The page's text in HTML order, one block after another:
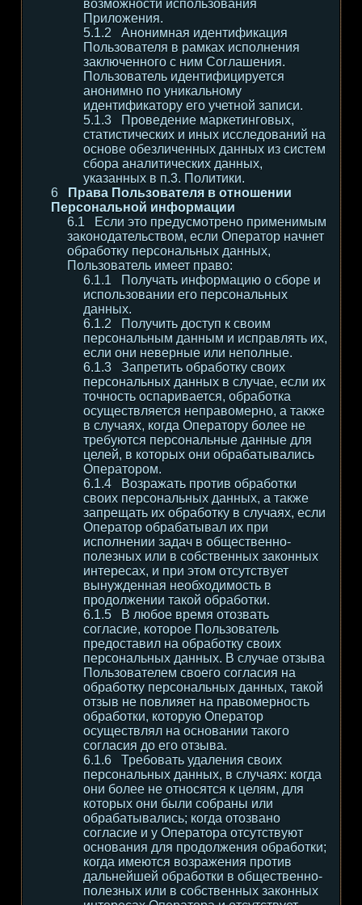
возможности использования
Приложения.
Анонимная идентификация
Пользователя в рамках исполнения
заключенного с ним Соглашения.
Пользователь идентифицируется
анонимно по уникальному
идентификатору его учетной записи.
Проведение маркетинговых,
статистических и иных исследований на
основе обезличенных данных из систем
сбора аналитических данных,
указанных в п.3. Политики.
Права Пользователя в отношении
Персональной информации
Если это предусмотрено применимым
законодательством, если Оператор начнет
обработку персональных данных,
Пользователь имеет право:
Получать информацию о сборе и
использовании его персональных
данных.
Получить доступ к своим
персональным данным и исправлять их,
если они неверные или неполные.
Запретить обработку своих
персональных данных в случае, если их
точность оспаривается, обработка
осуществляется неправомерно, а также
в случаях, когда Оператору более не
требуются персональные данные для
целей, в которых они обрабатывались
Оператором.
Возражать против обработки
своих персональных данных, а также
запрещать их обработку в случаях, если
Оператор обрабатывал их при
исполнении задач в общественно-
полезных или в собственных законных
интересах, и при этом отсутствует
вынужденная необходимость в
продолжении такой обработки.
В любое время отозвать
согласие, которое Пользователь
предоставил на обработку своих
персональных данных. В случае отзыва
Пользователем своего согласия на
обработку персональных данных, такой
отзыв не повлияет на правомерность
обработки, которую Оператор
осуществлял на основании такого
согласия до его отзыва.
Требовать удаления своих
персональных данных, в случаях: когда
они более не относятся к целям, для
которых они были собраны или
обрабатывались; когда отозвано
согласие и у Оператора отсутствуют
основания для продолжения обработки;
когда имеются возражения против
дальнейшей обработки в общественно-
полезных или в собственных законных